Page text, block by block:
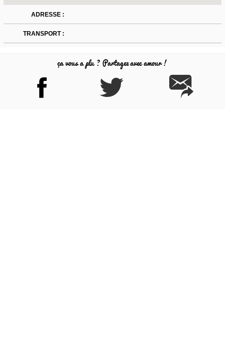
ADRESSE :
TRANSPORT :
ça vous a plu ? Partagez avec amour !